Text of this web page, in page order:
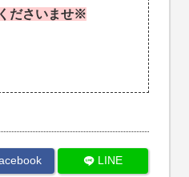
ださいませ※
LINE